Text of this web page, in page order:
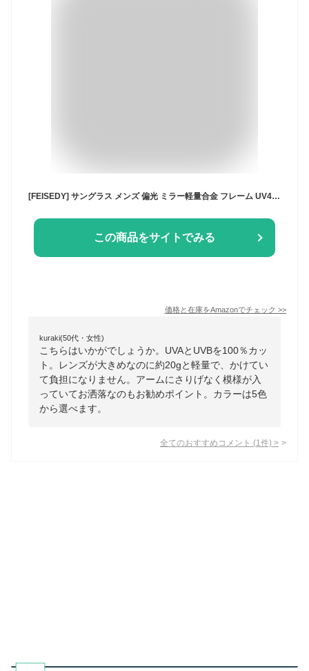
[FEISEDY] サングラス メンズ 偏光 ミラー軽量合金 フレーム UV400保護uvカット 大きいスポーツサングラス ウェリントンドライブ 野球 自転車 釣り ランニング ゴルフ 運転 男女兼用 ハードケース付きB1038
この商品をサイトでみる
価格と在庫をAmazonでチェック >>
kuraki(50代・女性)
こちらはいかがでしょうか。UVAとUVBを100％カッ
ト。レンズが大きめなのに約20gと軽量で、かけてい
て負担になりません。アームにさりげなく模様が入
っていてお洒落なのもお勧めポイント。カラーは5色
から選べます。
全てのおすすめコメント (1 件) >